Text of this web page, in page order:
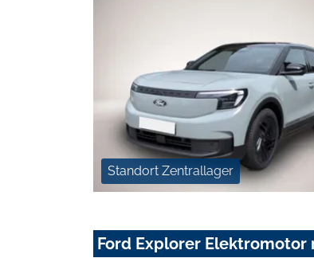
Standort Zentrallager
Ford Explorer Elektromotor